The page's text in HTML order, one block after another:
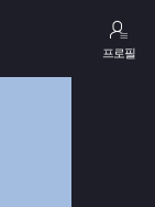
프로필